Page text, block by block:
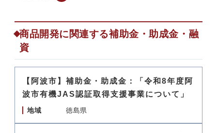
商品開発に関連する補助金・助成金・融
資
【阿波市】補助金・助成金：「令和8年度阿
波市有機JAS認証取得支援事業について」
地域 徳島県